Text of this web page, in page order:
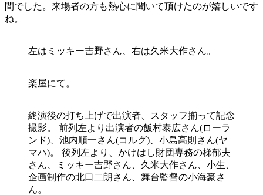
間でした。来場者の方も熱心に聞いて頂けたのが嬉しいです
ね。
左はミッキー吉野さん、右は久米大作さん。
楽屋にて。
終演後の打ち上げで出演者、スタッフ揃って記念
撮影。 前列左より出演者の飯村泰広さん(ローラ
ンド)、池内順一さん(コルグ)、小島高則さん(ヤ
マハ)。 後列左より、かけはし財団専務の梯郁夫
さん、ミッキー吉野さん、久米大作さん、小生、
企画制作の北口二朗さん、舞台監督の小海豪さ
ん。